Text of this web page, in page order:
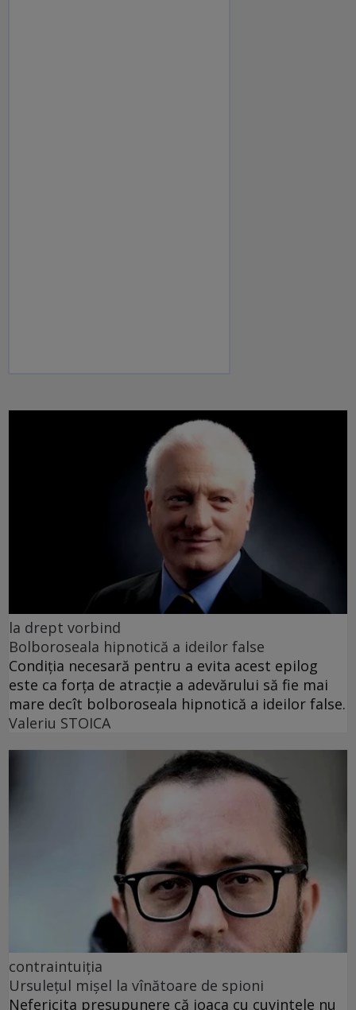
la drept vorbind
Bolboroseala hipnotică a ideilor false
Condiția necesară pentru a evita acest epilog
este ca forța de atracție a adevărului să fie mai
mare decît bolboroseala hipnotică a ideilor false.
Valeriu STOICA
contraintuiția
Ursulețul mișel la vînătoare de spioni
Nefericita presupunere că joaca cu cuvintele nu